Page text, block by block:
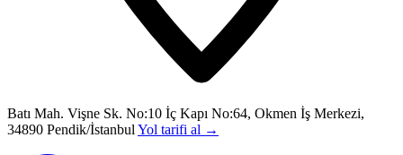
Batı Mah. Vişne Sk. No:10 İç Kapı No:64, Okmen İş Merkezi,
34890 Pendik/İstanbul Yol tarifi al →